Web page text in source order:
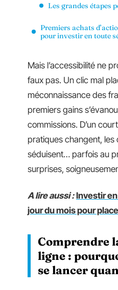
Les grandes étapes
Premiers achats
pour investir en toute
Mais l’accessibilité ne
faux pas. Un clic mal
méconnaissance des
premiers gains
commissions. D’un
pratiques changent, les
séduisent… parfois au
surprises,
A lire aussi : Investir
jour du mois pour
Comprendre
ligne :
se lancer